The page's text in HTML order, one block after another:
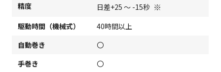
精度
日差+25 ～ -15秒 ※
駆動時間（機械式）
40時間以上
自動巻き
〇
手巻き
〇